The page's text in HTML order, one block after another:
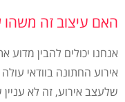
האם עיצוב זה
אנחנו יכולים להבין מדוע
אירוע החתונה בוודאי
שלעצב אירוע, זה לא